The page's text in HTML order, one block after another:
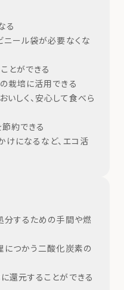
る
ール袋が必要なくな
とができる
栽培に活用できる
しく、安心して食べら
約できる
になるなど、エコ活
するための手間や燃
つかう二酸化炭素の
還元することができる